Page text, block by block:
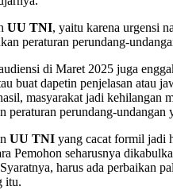
UU TNI, yaitu karena urgensi
peraturan perundang-
di Maret 2025 juga
buat dapetin penjelasan atau
masyarakat jadi kehilangan
peraturan perundang-undangan
UU TNI yang cacat formil jadi
Pemohon seharusnya
harus ada perbaikan
itu.